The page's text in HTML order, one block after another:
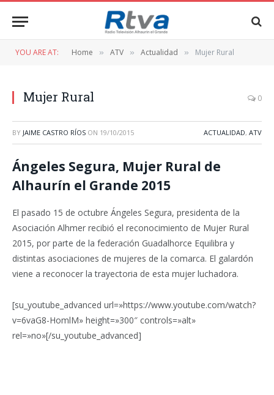
YOU ARE AT: Home » ATV » Actualidad » Mujer Rural
Mujer Rural 0
BY JAIME CASTRO RÍOS ON 19/10/2015 ACTUALIDAD, ATV
Ángeles Segura, Mujer Rural de
Alhaurín el Grande 2015
El pasado 15 de octubre Ángeles Segura, presidenta de la
Asociación Alhmer recibió el reconocimiento de Mujer Rural
2015, por parte de la federación Guadalhorce Equilibra y
distintas asociaciones de mujeres de la comarca. El galardón
viene a reconocer la trayectoria de esta mujer luchadora.
[su_youtube_advanced url=»https://www.youtube.com/watch?
v=6vaG8-HomlM» height=»300″ controls=»alt»
rel=»no»[/su_youtube_advanced]